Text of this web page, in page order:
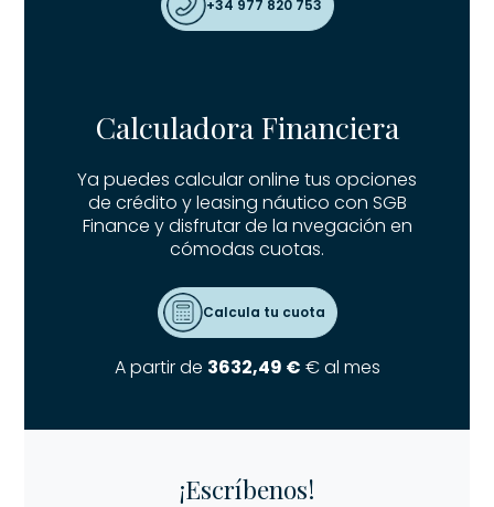
+34 977 820 753
Calculadora Financiera
Ya puedes calcular online tus opciones
de crédito y leasing náutico con SGB
Finance y disfrutar de la nvegación en
cómodas cuotas.
Calcula tu cuota
A partir de 3632,49 € € al mes
¡Escríbenos!